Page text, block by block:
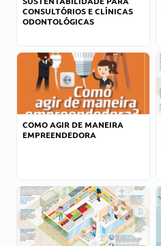
CONSULTÓRIOS E CLÍNICAS
ODONTOLÓGICAS
COMO AGIR DE MANEIRA
EMPREENDEDORA